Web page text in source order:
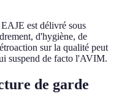
est délivré sous
d'hygiène, de
sur la qualité peut
suspend de facto l'AVIM.
de garde